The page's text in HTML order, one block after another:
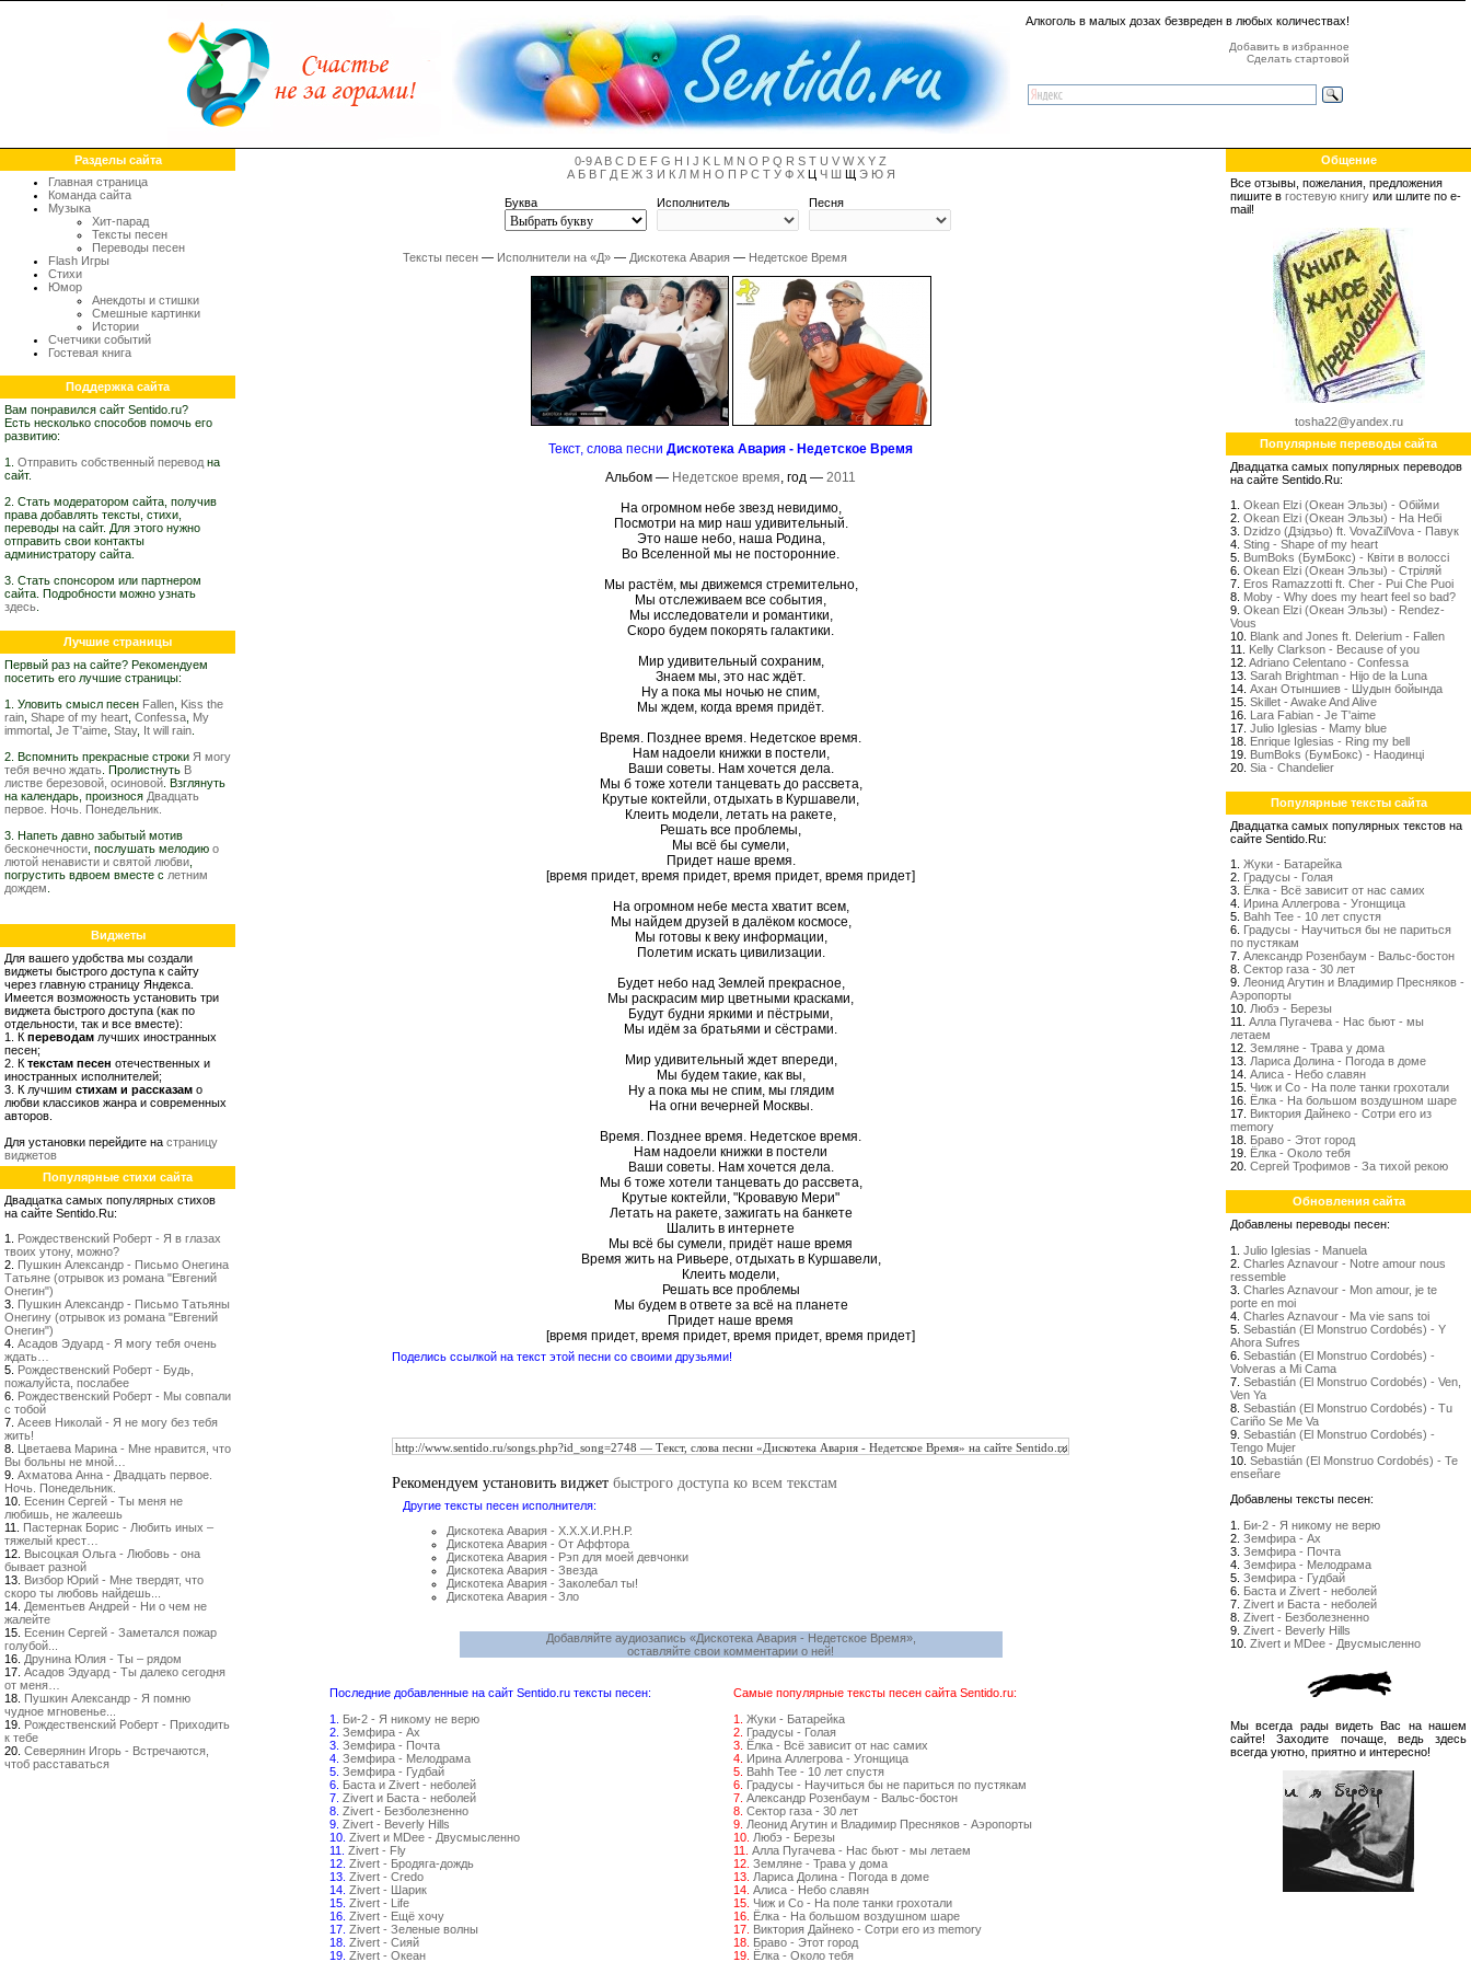
Алкоголь в малых дозах безвреден в любых количествах!
Добавить в избранное
Сделать стартовой
Разделы сайта
Главная страница
Команда сайта
Музыка
Хит-парад
Тексты песен
Переводы песен
Flash Игры
Стихи
Юмор
Анекдоты и стишки
Смешные картинки
Истории
Счетчики событий
Гостевая книга
Поддержка сайта
Вам понравился сайт Sentido.ru?
Есть несколько способов помочь его
развитию:
1. Отправить собственный перевод на
сайт.
2. Стать модератором сайта, получив
права добавлять тексты, стихи,
переводы на сайт. Для этого нужно
отправить свои контакты
администратору сайта.
3. Стать спонсором или партнером
сайта. Подробности можно узнать
здесь
Лучшие страницы
Первый раз на сайте? Рекомендуем
посетить его лучшие страницы:
1. Уловить смысл песен Fallen Kiss the
rain Shape of my heart Confessa My
immortal Je T'aime Stay, It will rain
2. Вспомнить прекрасные строки Я могу
тебя вечно ждать . Пролистнуть В
листве березовой, осиновой . Взглянуть
на календарь, произнося Двадцать
первое. Ночь. Понедельник.
3. Напеть давно забытый мотив
бесконечности , послушать мелодию о
лютой ненависти и святой любви
погрустить вдвоем вместе с летним
дождем
Виджеты
Для вашего удобства мы создали
виджеты быстрого доступа к сайту
через главную страницу Яндекса.
Имеется возможность установить три
виджета быстрого доступа (как по
отдельности, так и все вместе):
1. К переводам лучших иностранных
песен;
2. К текстам песен отечественных и
иностранных исполнителей;
3. К лучшим стихам и рассказам о
любви классиков жанра и современных
авторов.
Для установки перейдите на страницу
виджетов
Популярные стихи сайта
Двадцатка самых популярных стихов
на сайте Sentido.Ru:
1. Рождественский Роберт - Я в глазах
твоих утону, можно?
2. Пушкин Александр - Письмо Онегина
Татьяне (отрывок из романа "Евгений
Онегин")
3. Пушкин Александр - Письмо Татьяны
Онегину (отрывок из романа "Евгений
Онегин")
4. Асадов Эдуард - Я могу тебя очень
ждать…
5. Рождественский Роберт - Будь,
пожалуйста, послабее
6. Рождественский Роберт - Мы совпали
с тобой
7. Асеев Николай - Я не могу без тебя
жить!
8. Цветаева Марина - Мне нравится, что
Вы больны не мной…
9. Ахматова Анна - Двадцать первое.
Ночь. Понедельник.
10. Есенин Сергей - Ты меня не
любишь, не жалеешь
11. Пастернак Борис - Любить иных –
тяжелый крест…
12. Высоцкая Ольга - Любовь - она
бывает разной
13. Визбор Юрий - Мне твердят, что
скоро ты любовь найдешь...
14. Дементьев Андрей - Ни о чем не
жалейте
15. Есенин Сергей - Заметался пожар
голубой...
16. Друнина Юлия - Ты – рядом
17. Асадов Эдуард - Ты далеко сегодня
от меня…
18. Пушкин Александр - Я помню
чудное мгновенье...
19. Рождественский Роберт - Приходить
к тебе
20. Северянин Игорь - Встречаются,
чтоб расставаться
0-9A B C D E F G H I J K L M N O P Q R S T U V W X Y Z
А Б В Г Д Е Ж З И К Л М Н О П Р С Т У Ф ХЦ Ч ШЩ Э Ю Я
Буква Исполнитель Песня
Тексты песен— Исполнители на «Д»— Дискотека Авария— Недетское Время
Текст, слова песни Дискотека Авария - Недетское Время
Альбом — Недетское время, год — 2011
На огромном небе звезд невидимо,
Посмотри на мир наш удивительный.
Это наше небо, наша Родина,
Во Вселенной мы не посторонние.
Мы растём, мы движемся стремительно,
Мы отслеживаем все события,
Мы исследователи и романтики,
Скоро будем покорять галактики.
Мир удивительный сохраним,
Знаем мы, это нас ждёт.
Ну а пока мы ночью не спим,
Мы ждем, когда время придёт.
Время. Позднее время. Недетское время.
Нам надоели книжки в постели,
Ваши советы. Нам хочется дела.
Мы б тоже хотели танцевать до рассвета,
Крутые коктейли, отдыхать в Куршавели,
Клеить модели, летать на ракете,
Решать все проблемы,
Мы всё бы сумели,
Придет наше время.
[время придет, время придет, время придет, время придет]
На огромном небе места хватит всем,
Мы найдем друзей в далёком космосе,
Мы готовы к веку информации,
Полетим искать цивилизации.
Будет небо над Землей прекрасное,
Мы раскрасим мир цветными красками,
Будут будни яркими и пёстрыми,
Мы идём за братьями и сёстрами.
Мир удивительный ждет впереди,
Мы будем такие, как вы,
Ну а пока мы не спим, мы глядим
На огни вечерней Москвы.
Время. Позднее время. Недетское время.
Нам надоели книжки в постели
Ваши советы. Нам хочется дела.
Мы б тоже хотели танцевать до рассвета,
Крутые коктейли, "Кровавую Мери"
Летать на ракете, зажигать на банкете
Шалить в интернете
Мы всё бы сумели, придёт наше время
Время жить на Ривьере, отдыхать в Куршавели,
Клеить модели,
Решать все проблемы
Мы будем в ответе за всё на планете
Придет наше время
[время придет, время придет, время придет, время придет]
Поделись ссылкой на текст этой песни со своими друзьями!
Рекомендуем установить виджет быстрого доступа ко всем текстам
Другие тексты песен исполнителя:
Дискотека Авария - Х.Х.Х.И.Р.Н.Р.
Дискотека Авария - От Аффтора
Дискотека Авария - Рэп для моей девчонки
Дискотека Авария - Звезда
Дискотека Авария - Заколебал ты!
Дискотека Авария - Зло
Добавляйте аудиозапись «Дискотека Авария - Недетское Время»,
оставляйте свои комментарии о ней!
Последние добавленные на сайт Sentido.ru тексты песен:
1.
Би-2 - Я никому не верю
2. Земфира - Ах
3. Земфира - Почта
4. Земфира - Мелодрама
5. Земфира - Гудбай
6. Баста и Zivert - неболей
7. Zivert и Баста - неболей
8. Zivert - Безболезненно
9. Zivert - Beverly Hills
10. Zivert и MDee - Двусмысленно
11. Zivert - Fly
12. Zivert - Бродяга-дождь
13. Zivert - Credo
14. Zivert - Шарик
15. Zivert - Life
16. Zivert - Ещё хочу
17. Zivert - Зеленые волны
18. Zivert - Сияй
19. Zivert - Океан
Самые популярные тексты песен сайта Sentido.ru:
1. Жуки - Батарейка
2. Градусы - Голая
3. Ёлка - Всё зависит от нас самих
4. Ирина Аллегрова - Угонщица
5. Bahh Tee - 10 лет спустя
6. Градусы - Научиться бы не париться по пустякам
7. Александр Розенбаум - Вальс-бостон
8. Сектор газа - 30 лет
9. Леонид Агутин и Владимир Пресняков - Аэропорты
10. Любэ - Березы
11. Алла Пугачева - Нас бьют - мы летаем
12. Земляне - Трава у дома
13. Лариса Долина - Погода в доме
14. Алиса - Небо славян
15. Чиж и Со - На поле танки грохотали
16. Ёлка - На большом воздушном шаре
17. Виктория Дайнеко - Сотри его из memory
18. Браво - Этот город
19. Ёлка - Около тебя
Общение
Все отзывы, пожелания, предложения
пишите в гостевую книгу или шлите по e-
mail!
tosha22@yandex.ru
Популярные переводы сайта
Двадцатка самых популярных переводов
на сайте Sentido.Ru:
1. Okean Elzi (Океан Эльзы) - Обійми
2. Okean Elzi (Океан Эльзы) - На Небі
3. Dzidzo (Дзідзьо) ft. VovaZilVova - Павук
4. Sting - Shape of my heart
5. BumBoks (БумБокс) - Квіти в волоссі
6. Okean Elzi (Океан Эльзы) - Стрiляй
7. Eros Ramazzotti ft. Cher - Pui Che Puoi
8. Moby - Why does my heart feel so bad?
9. Okean Elzi (Океан Эльзы) - Rendez-
Vous
10. Blank and Jones ft. Delerium - Fallen
11. Kelly Clarkson - Because of you
12. Adriano Celentano - Confessa
13. Sarah Brightman - Hijo de la Luna
14. Ахан Отыншиев - Шудын бойында
15. Skillet - Awake And Alive
16. Lara Fabian - Je T'aime
17. Julio Iglesias - Mamy blue
18. Enrique Iglesias - Ring my bell
19. BumBoks (БумБокс) - Наодинці
20. Sia - Chandelier
Популярные тексты сайта
Двадцатка самых популярных текстов на
сайте Sentido.Ru:
1. Жуки - Батарейка
2. Градусы - Голая
3. Ёлка - Всё зависит от нас самих
4. Ирина Аллегрова - Угонщица
5. Bahh Tee - 10 лет спустя
6. Градусы - Научиться бы не париться
по пустякам
7. Александр Розенбаум - Вальс-бостон
8. Сектор газа - 30 лет
9. Леонид Агутин и Владимир Пресняков -
Аэропорты
10. Любэ - Березы
11. Алла Пугачева - Нас бьют - мы
летаем
12. Земляне - Трава у дома
13. Лариса Долина - Погода в доме
14. Алиса - Небо славян
15. Чиж и Со - На поле танки грохотали
16. Ёлка - На большом воздушном шаре
17. Виктория Дайнеко - Сотри его из
memory
18. Браво - Этот город
19. Ёлка - Около тебя
20. Сергей Трофимов - За тихой рекою
Обновления сайта
Добавлены переводы песен:
1. Julio Iglesias - Manuela
2. Charles Aznavour - Notre amour nous
ressemble
3. Charles Aznavour - Mon amour, je te
porte en moi
4. Charles Aznavour - Ma vie sans toi
5. Sebastián (El Monstruo Cordobés) - Y
Ahora Sufres
6. Sebastián (El Monstruo Cordobés) -
Volveras a Mi Cama
7. Sebastián (El Monstruo Cordobés) - Ven,
Ven Ya
8. Sebastián (El Monstruo Cordobés) - Tu
Cariño Se Me Va
9. Sebastián (El Monstruo Cordobés) -
Tengo Mujer
10. Sebastián (El Monstruo Cordobés) - Te
enseñare
Добавлены тексты песен:
1. Би-2 - Я никому не верю
2. Земфира - Ах
3. Земфира - Почта
4. Земфира - Мелодрама
5. Земфира - Гудбай
6. Баста и Zivert - неболей
7. Zivert и Баста - неболей
8. Zivert - Безболезненно
9. Zivert - Beverly Hills
10. Zivert и MDee - Двусмысленно
Мы всегда рады видеть Вас на нашем
сайте! Заходите почаще, ведь здесь
всегда уютно, приятно и интересно!